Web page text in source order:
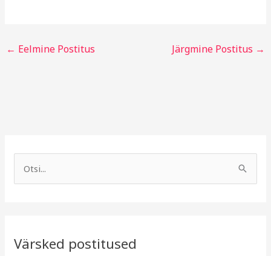
← Eelmine Postitus Järgmine Postitus →
c
Värsked postitused
g